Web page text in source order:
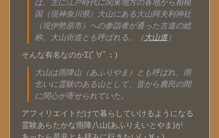
は、主に江戸時代に関東地方の各地から相模
国（現神奈川県）大山にある大山阿夫利神社
（現伊勢原市）への参詣者が通った古道の総
称。大山街道とも呼ばれる。（大山道）
そんな有名なのかΣ(ﾟ∀ﾟ；)
大山は雨降山（あふりやま）とも呼ばれ、雨
乞いに霊験のある山として、昔から農民の間
に関心が寄せられていた。
アフィリエイトだけで暮らしていけるようになる
霊験あらたかな雨降八山(あふりえいとやま)が